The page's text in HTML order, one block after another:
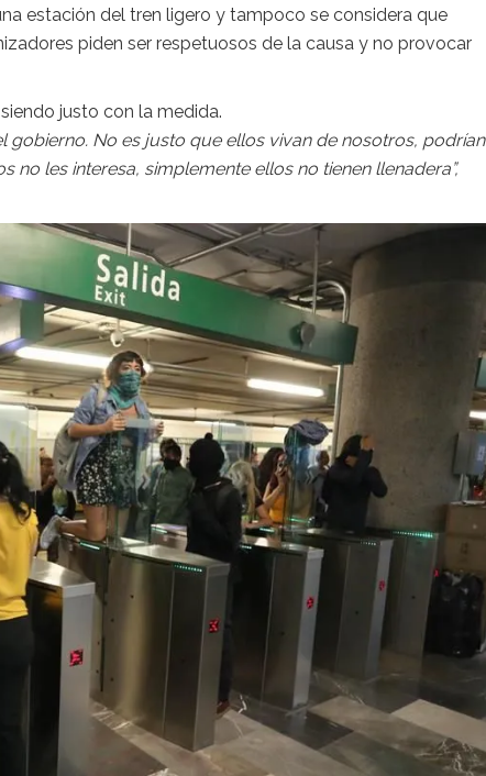
estación del tren ligero y tampoco se considera que
piden ser respetuosos de la causa y no provocar
justo con la medida.
gobierno. No es justo que ellos vivan de nosotros, podrían
les interesa, simplemente ellos no tienen llenadera”,